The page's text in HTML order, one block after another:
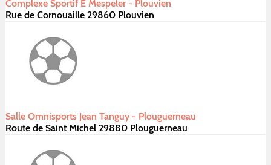
Complexe Sportif E Mespeler - Plouvien
Rue de Cornouaille 29860 Plouvien
Salle Omnisports Jean Tanguy - Plouguerneau
Route de Saint Michel 29880 Plouguerneau